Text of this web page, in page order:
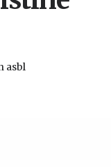
asbl